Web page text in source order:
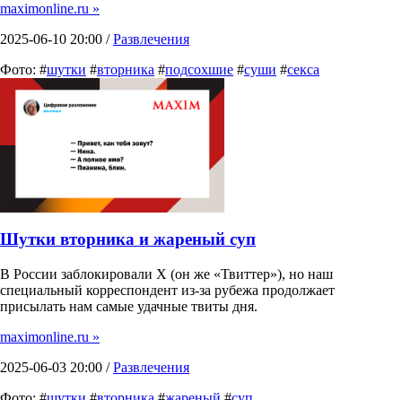
maximonline.ru »
2025-06-10 20:00 /Развлечения
Фото: #шутки #вторника #подсохшие #суши #секса
Шутки вторника и жареный суп
В России заблокировали X (он же «Твиттер»), но наш
специальный корреспондент из-за рубежа продолжает
присылать нам самые удачные твиты дня.
maximonline.ru »
2025-06-03 20:00 /Развлечения